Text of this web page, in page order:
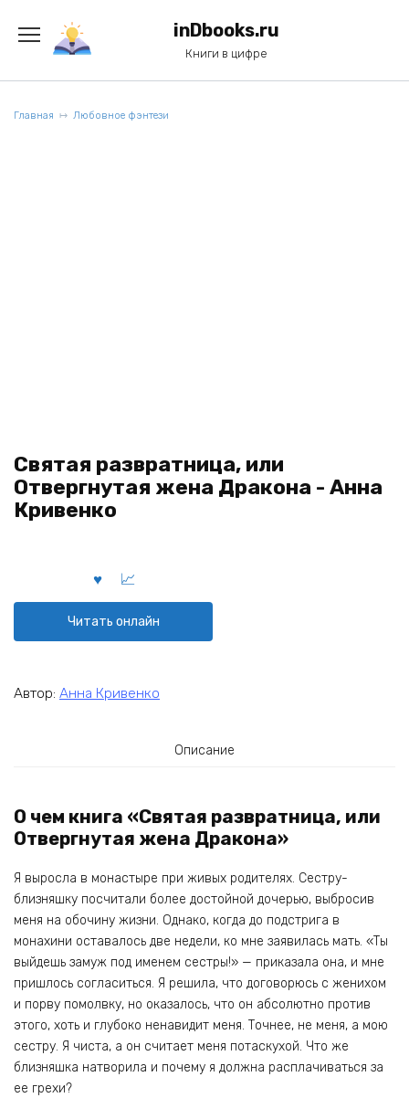
содержанию
inDbooks.ru
Книги в цифре
Главная Любовное фэнтези
Святая развратница, или
Отвергнутая жена Дракона - Анна
Кривенко
Читать онлайн
Автор: Анна Кривенко
Описание
О чем книга «Святая развратница, или
Отвергнутая жена Дракона»
Я выросла в монастыре при живых родителях. Сестру-
близняшку посчитали более достойной дочерью, выбросив
меня на обочину жизни. Однако, когда до подстрига в
монахини оставалось две недели, ко мне заявилась мать. «Ты
выйдешь замуж под именем сестры!» — приказала она, и мне
пришлось согласиться. Я решила, что договорюсь с женихом
и порву помолвку, но оказалось, что он абсолютно против
этого, хоть и глубоко ненавидит меня. Точнее, не меня, а мою
сестру. Я чиста, а он считает меня потаскухой. Что же
близняшка натворила и почему я должна расплачиваться за
ее грехи?